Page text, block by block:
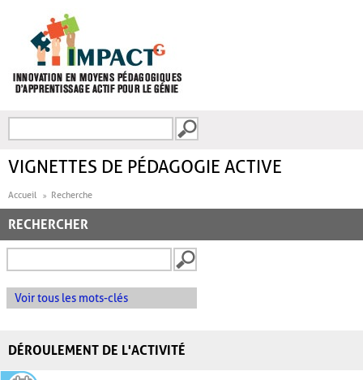
FORMULAIRE DE
VIGNETTES DE PÉDAGOGIE ACTIVE
Accueil Recherche
RECHERCHER
Voir tous les mots-clés
DÉROULEMENT DE L'ACTIVITÉ